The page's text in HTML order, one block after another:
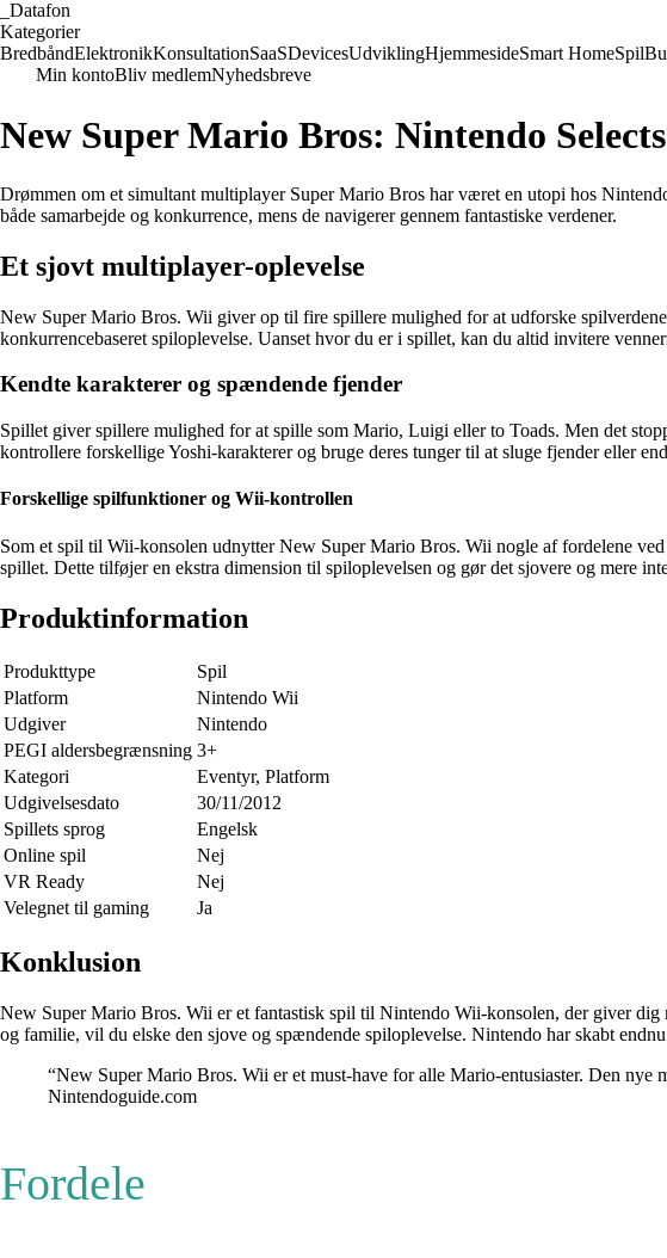
Datafon
Kategorier
BredbåndElektronikKonsultationSaaSDevicesUdviklingHjemmesideSmart HomeSpil
Min kontoBliv medlemNyhedsbreve
New Super Mario Bros: Nintendo
Drømmen om et simultant multiplayer Super Mario Bros har været en utopi hos
både samarbejde og konkurrence, mens de navigerer gennem fantastiske verdener.
Et sjovt multiplayer-oplevelse
New Super Mario Bros. Wii giver op til fire spillere mulighed for at udforske
konkurrencebaseret spiloplevelse. Uanset hvor du er i spillet, kan du altid invitere
Kendte karakterer og spændende fjender
Spillet giver spillere mulighed for at spille som Mario, Luigi eller to Toads. Men det
kontrollere forskellige Yoshi-karakterer og bruge deres tunger til at sluge fjender eller
Forskellige spilfunktioner og Wii-kontrollen
Som et spil til Wii-konsolen udnytter New Super Mario Bros. Wii nogle af fordelene
spillet. Dette tilføjer en ekstra dimension til spiloplevelsen og gør det sjovere og mere
Produktinformation
Produkttype
Spil
Platform
Nintendo Wii
Udgiver
Nintendo
PEGI aldersbegrænsning 3+
Kategori
Eventyr, Platform
Udgivelsesdato
30/11/2012
Spillets sprog
Engelsk
Online spil
Nej
VR Ready
Nej
Velegnet til gaming
Ja
Konklusion
New Super Mario Bros. Wii er et fantastisk spil til Nintendo Wii-konsolen, der giver
og familie, vil du elske den sjove og spændende spiloplevelse. Nintendo har skabt
“New Super Mario Bros. Wii er et must-have for alle Mario-entusiaster. Den
Nintendoguide.com
Fordele